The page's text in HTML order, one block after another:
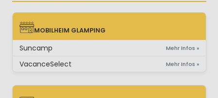
MOBILHEIM GLAMPING
MOBILHEIM GLAMPING
Suncamp Mehr Infos »
VacanceSelect Mehr Infos »